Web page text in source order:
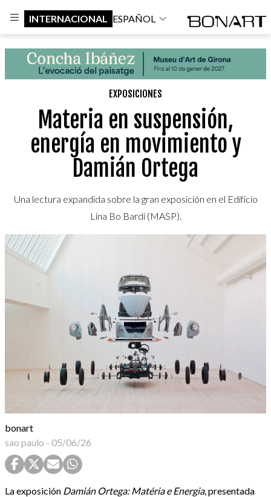
INTERNACIONAL ESPAÑOL
EXPOSICIONES
Materia en suspensión,
energía en movimiento y
Damián Ortega
Una lectura expandida sobre la gran exposición en el Edifício
Lina Bo Bardi (MASP).
bonart
sao paulo - 05/06/26
La exposición Damián Ortega: Matéria e Energia, presentada